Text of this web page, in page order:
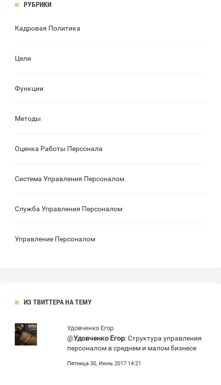
РУБРИКИ
Кадровая Политика
Цели
Функции
Методы
Оценка Работы Персонала
Система Управления Персоналом
Служба Управления Персоналом
Управление Персоналом
ИЗ ТВИТТЕРА НА ТЕМУ
Удовченко Егор
@Удовченко Егор: Структура управления
персоналом в среднем и малом бизнесе
Пятница 30, Июнь 2017 14:21